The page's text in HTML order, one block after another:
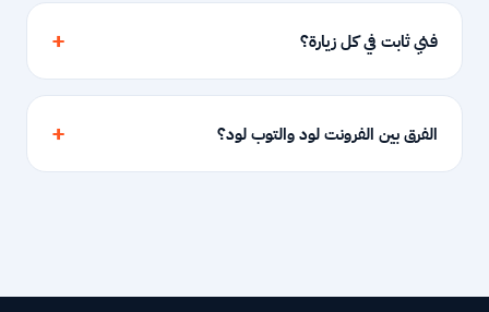
فني ثابت في كل زيارة؟
الفرق بين الفرونت لود والتوب لود؟